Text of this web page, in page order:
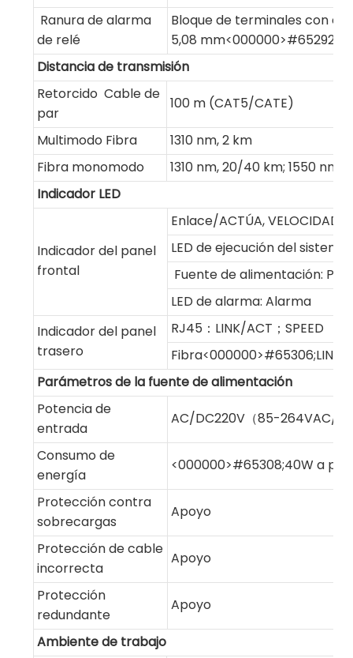
Ranura de alarma
de relé
Bloque de terminales con
5,08 mm<000000>#65292;1
Distancia de transmisión
Retorcido Cable de
par
100 m (CAT5/CATE)
Multimodo Fibra
1310 nm, 2 km
Fibra monomodo
1310 nm, 20/40 km; 1550 nm,
Indicador LED
Indicador del panel
frontal
Enlace/ACTÚA, VELOCIDAD
LED de ejecución del
Fuente de alimentación:
LED de alarma: Alarma
Indicador del panel
trasero
RJ45：LINK/ACT；SPEED
Fibra<000000>#65306;LINK/
Parámetros de la fuente de alimentación
Potencia de
entrada
AC/DC220V（85-264VAC/
Consumo de
energía
<000000>#65308;40W a
Protección contra
sobrecargas
Apoyo
Protección de cable
incorrecta
Apoyo
Protección
redundante
Apoyo
Ambiente de trabajo